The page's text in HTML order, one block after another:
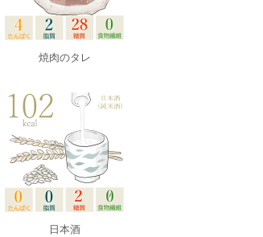
焼肉のタレ
日本酒